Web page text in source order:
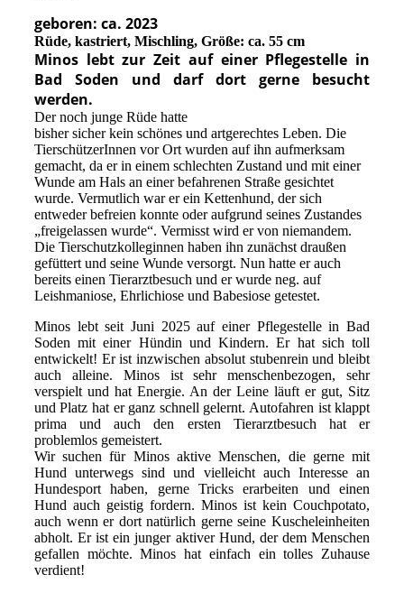
geboren: ca. 2023
Rüde, kastriert, Mischling, Größe: ca. 55 cm
Minos lebt zur Zeit auf einer Pflegestelle in
Bad Soden und darf dort gerne besucht
werden.
Der noch junge Rüde hatte
bisher sicher kein schönes und artgerechtes Leben. Die
TierschützerInnen vor Ort wurden auf ihn aufmerksam
gemacht, da er in einem schlechten Zustand und mit einer
Wunde am Hals an einer befahrenen Straße gesichtet
wurde. Vermutlich war er ein Kettenhund, der sich
entweder befreien konnte oder aufgrund seines Zustandes
„freigelassen wurde“. Vermisst wird er von niemandem.
Die Tierschutzkolleginnen haben ihn zunächst draußen
gefüttert und seine Wunde versorgt. Nun hatte er auch
bereits einen Tierarztbesuch und er wurde neg. auf
Leishmaniose, Ehrlichiose und Babesiose getestet.
Minos lebt seit Juni 2025 auf einer Pflegestelle in Bad
Soden mit einer Hündin und Kindern. Er hat sich toll
entwickelt! Er ist inzwischen absolut stubenrein und bleibt
auch alleine. Minos ist sehr menschenbezogen, sehr
verspielt und hat Energie. An der Leine läuft er gut, Sitz
und Platz hat er ganz schnell gelernt. Autofahren ist klappt
prima und auch den ersten Tierarztbesuch hat er
problemlos gemeistert.
Wir suchen für Minos aktive Menschen, die gerne mit
Hund unterwegs sind und vielleicht auch Interesse an
Hundesport haben, gerne Tricks erarbeiten und einen
Hund auch geistig fordern. Minos ist kein Couchpotato,
auch wenn er dort natürlich gerne seine Kuscheleinheiten
abholt. Er ist ein junger aktiver Hund, der dem Menschen
gefallen möchte. Minos hat einfach ein tolles Zuhause
verdient!